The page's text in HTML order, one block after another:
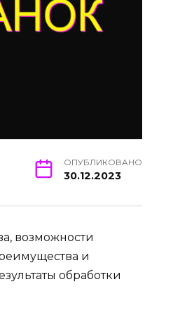
ОПУБЛИКОВАНО
30.12.2023
возможности
и
обработки